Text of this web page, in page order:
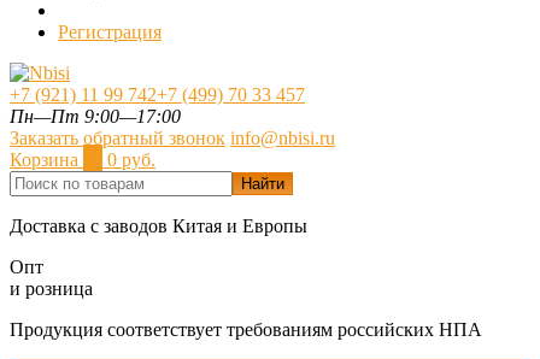
Регистрация
+7 (921) 11 99 742+7 (499) 70 33 457
Пн—Пт 9:00—17:00
Заказать обратный звонок info@nbisi.ru
Корзина
0 руб.
Найти
Доставка с заводов Китая и Европы
Опт
и розница
Продукция соответствует требованиям российских НПА